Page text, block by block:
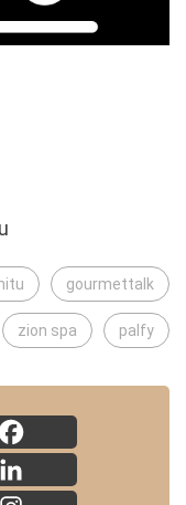
gourmettalk
zion spa palfy